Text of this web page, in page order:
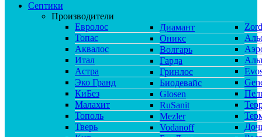
Септики
Производители
Евролос
Топас
Аквалос
Итал
Астра
Эко Гранд
КиБез
Малахит
Тополь
Тверь
Диамант
Оникс
Волгарь
Гарда
Гринлос
Биодевайс
Glosen
RuSanit
Mezler
Vodanoff